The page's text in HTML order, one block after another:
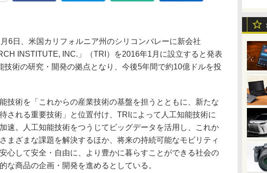
6日、米国カリフォルニア州のシリコンバレーに新会社
INSTITUTE, INC.」（TRI）を2016年1月に設立すると発表
技術の研究・開発の拠点となり、今後5年間で約10億ドルを投
技術を「これからの産業技術の基盤を担うとともに、新たな
される重要技術」と位置付け、TRIによって人工知能技術に
速。人工知能技術をつうじてビッグデータを活用し、これか
まざまな課題を解決するほか、将来の持続可能なモビリティ
心して安全・自由に、より豊かに暮らすことができる社会の
な商品の企画・開発を進めるとしている。